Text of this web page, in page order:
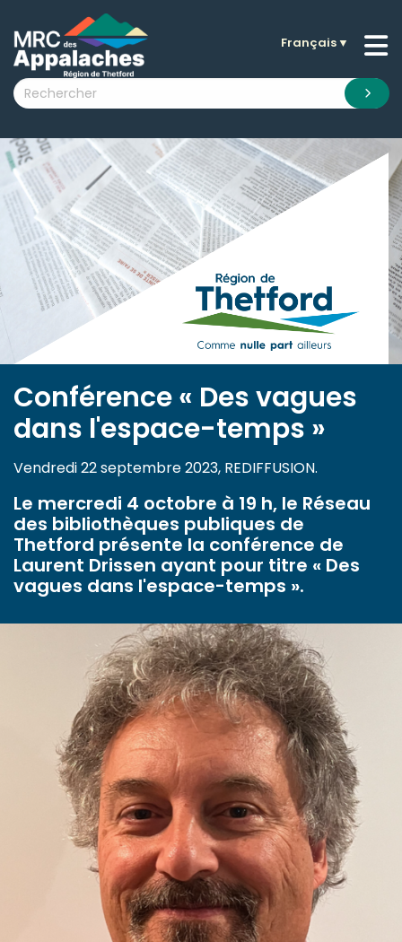
submenu (La MRC )
submenu (Citoyens )
submenu (Visiteurs )
submenu (Nouvelles )
submenu (Documentation )
Français▼
Conférence « Des vagues
dans l'espace-temps »
Vendredi 22 septembre 2023, REDIFFUSION.
Le mercredi 4 octobre à 19 h, le Réseau
des bibliothèques publiques de
Thetford présente la conférence de
Laurent Drissen ayant pour titre « Des
vagues dans l'espace-temps ».